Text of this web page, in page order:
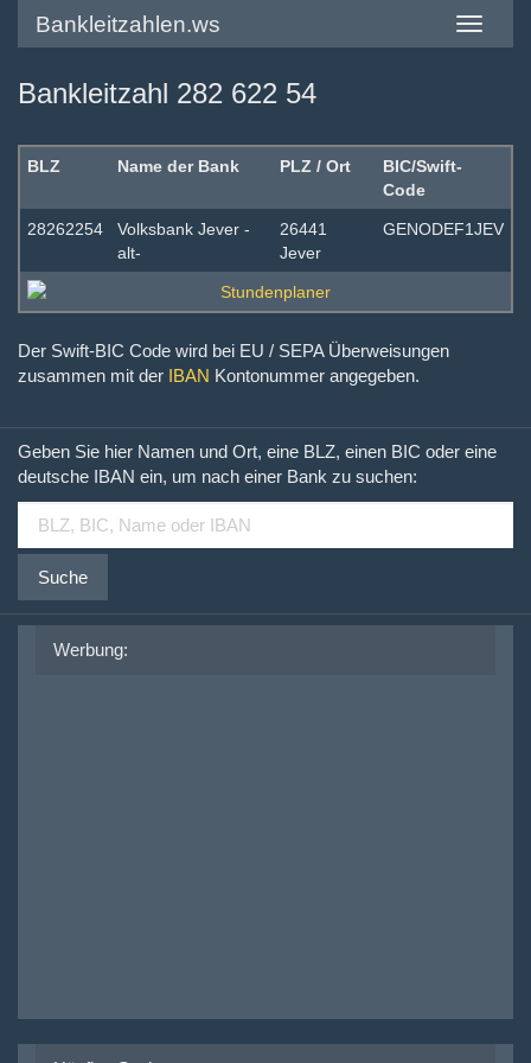
Toggle
Bankleitzahlen.ws
Bankleitzahl 282 622 54
BLZ Name der Bank PLZ / Ort
BIC/Swift-
Code
28262254
Volksbank Jever -
alt-
26441
Jever
GENODEF1JEV
Der Swift-BIC Code wird bei EU / SEPA Überweisungen
zusammen mit der IBAN Kontonummer angegeben.
Geben Sie hier Namen und Ort, eine BLZ, einen BIC oder eine
deutsche IBAN ein, um nach einer Bank zu suchen:
Suche
Werbung: